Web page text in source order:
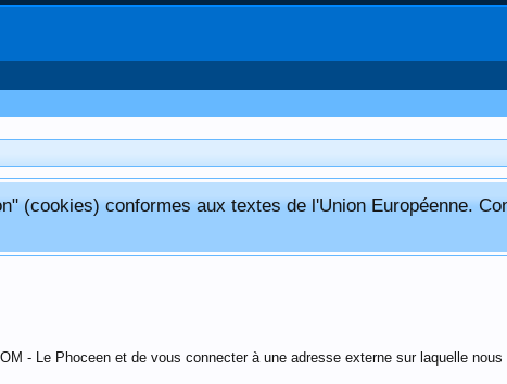
(cookies) conformes aux textes de l'Union Européenne.
- Le Phoceen et de vous connecter à une adresse externe sur laquelle